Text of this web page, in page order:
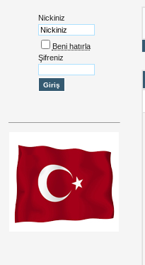
Nickiniz
Beni hatırla
Şifreniz